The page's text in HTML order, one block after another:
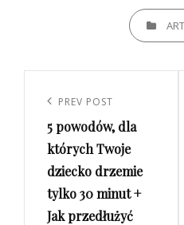
CATEGORIES
wpisu
Previous
Post
PREV POST
5 powodów, dla
których Twoje
dziecko drzemie
tylko 30 minut +
Jak przedłużyć